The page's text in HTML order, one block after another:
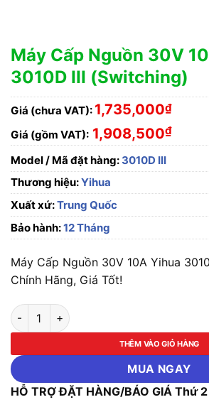
Máy Cấp Nguồn 30V
3010D III (Switching)
Giá (chưa VAT): 1,735,000₫
Giá (gồm VAT): 1,908,500₫
Model / Mã đặt hàng: 3010D III
Thương hiệu:Yihua
Xuất xứ:Trung Quốc
Bảo hành:12 Tháng
Máy Cấp Nguồn 30V 10A Yihua
Chính Hãng, Giá Tốt!
Máy Cấp Nguồn 30V 10A Yihua 3010D
THÊM VÀO GIỎ HÀNG
MUA NGAY
HỖ TRỢ ĐẶT HÀNG/BÁO GIÁ Thứ